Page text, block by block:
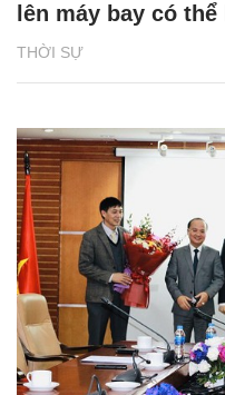
THỜI SỰ
lên máy bay có